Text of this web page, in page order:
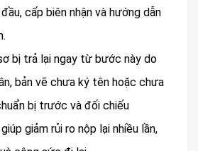
cấp biên nhận và hướng dẫn
bị trả lại ngay từ bước này do
bản vẽ chưa ký tên hoặc chưa
bị trước và đối chiếu
giảm rủi ro nộp lại nhiều lần,